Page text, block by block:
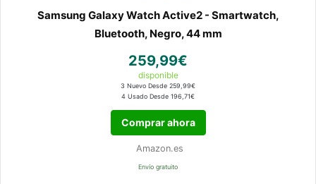
Samsung Galaxy Watch Active2 - Smartwatch,
Bluetooth, Negro, 44 mm
259,99€
disponible
3 Nuevo Desde 259,99€
4 Usado Desde 196,71€
Comprar ahora
Amazon.es
Envío gratuito